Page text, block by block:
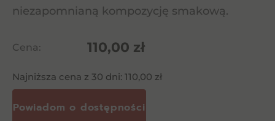
niezapomnianą kompozycję smakową.
Cena: 110,00 zł
Najniższa cena z 30 dni: 110,00 zł